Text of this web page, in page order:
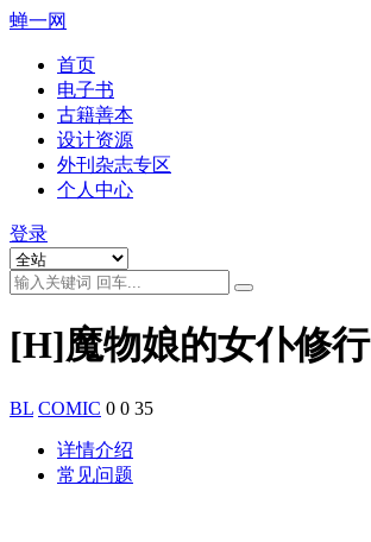
蝉一网
首页
电子书
古籍善本
设计资源
外刊杂志专区
个人中心
登录
[H]魔物娘的女仆修行
BL COMIC 0 0 35
详情介绍
常见问题